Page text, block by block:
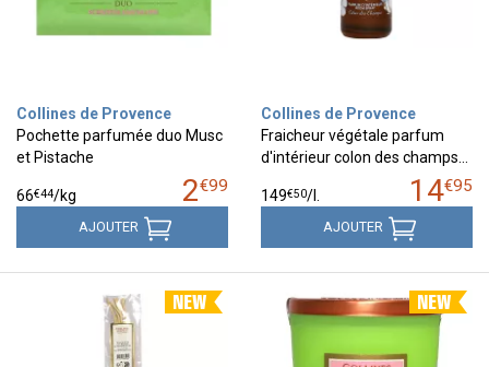
Collines de Provence
Pochette parfumée duo Musc
et Pistache
2€99
66€44/kg
AJOUTER
Collines de Provence
Fraicheur végétale parfum
d'intérieur colon des champs…
14€95
149€50/
AJOUTER